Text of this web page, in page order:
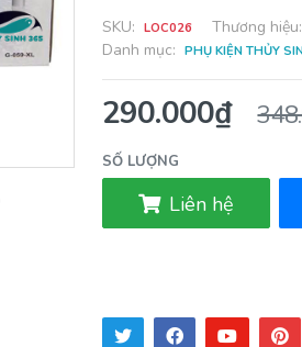
SKU: LOC026 Thương hiệu:
Danh mục: PHỤ KIỆN THỦY
290.000₫
SỐ LƯỢNG
Liên hệ